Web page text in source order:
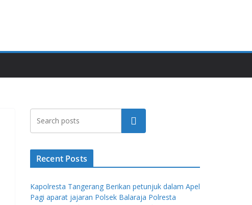
Cari
Recent Posts
Kapolresta Tangerang Berikan petunjuk dalam Apel
Pagi aparat jajaran Polsek Balaraja Polresta